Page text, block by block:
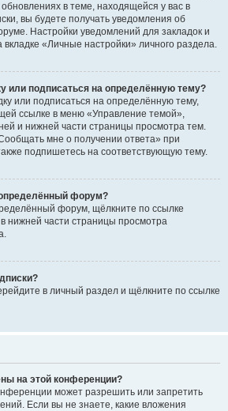
в теме, находящейся у вас в
вы будете получать уведомления об
Настройки уведомлений для закладок и
«Личные настройки» личного раздела.
или подписаться на определённую тему?
или подписаться на определённую тему,
ссылке в меню «Управление темой»,
и нижней части страницы просмотра тем.
мне о получении ответа» при
подпишетесь на соответствующую тему.
форум?
форум, щёлкните по ссылке
нижней части страницы просмотра
в личный раздел и щёлкните по ссылке
на этой конференции?
может разрешить или запретить
Если вы не знаете, какие вложения